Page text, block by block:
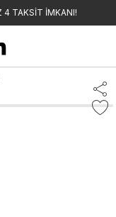
4 TAKSİT İMKANI!